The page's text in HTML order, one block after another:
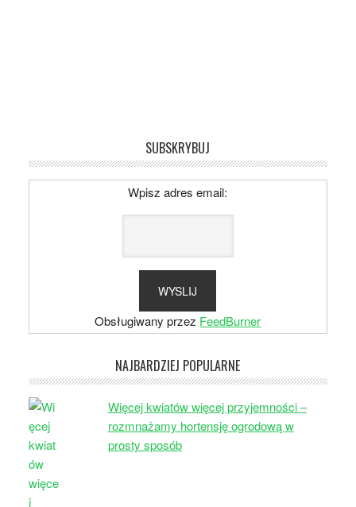
SUBSKRYBUJ
Wpisz adres email:
Obsługiwany przez FeedBurner
NAJBARDZIEJ POPULARNE
Więcej kwiatów więcej przyjemności –
rozmnażamy hortensję ogrodową w
prosty sposób